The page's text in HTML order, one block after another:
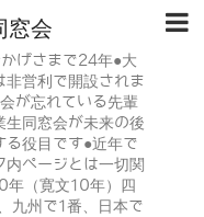
窓会
げさまで24年●大
非営利で開設されま
が忘れている先輩
生同窓会が未来の後
る役目です●近年で
内ページとは一切関
年（寛文10年）四
九州で1番、日本で